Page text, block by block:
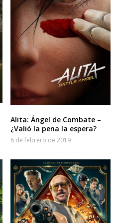
Alita: Ángel de Combate –
¿Valió la pena la espera?
6 de febrero de 2019